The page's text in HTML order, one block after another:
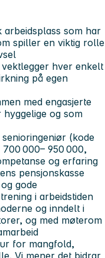
arbeidsplass som har
spiller en viktig rolle
hver enkelt
på egen
med engasjerte
og som
(kode
000– 950 000,
og erfaring
pensjonskasse
gode
i arbeidstiden
og inndelt i
og med møterom
for mangfold,